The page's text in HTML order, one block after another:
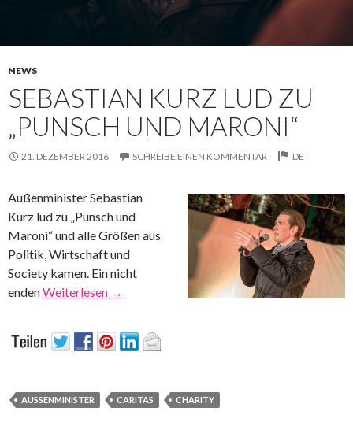
NEWS
SEBASTIAN KURZ LUD ZU
„PUNSCH UND MARONI“
21. DEZEMBER 2016 SCHREIBE EINEN KOMMENTAR DE
Außenminister Sebastian
Kurz lud zu „Punsch und
Maroni“ und alle Größen aus
Politik, Wirtschaft und
Society kamen. Ein nicht
endenWeiterlesen →
AUSSENMINISTER CARITAS CHARITY